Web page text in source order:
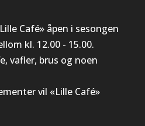
Café» åpen i sesongen
kl. 12.00 - 15.00.
vafler, brus og noen
vil «Lille Café»